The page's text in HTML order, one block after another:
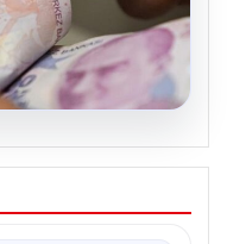
emekli